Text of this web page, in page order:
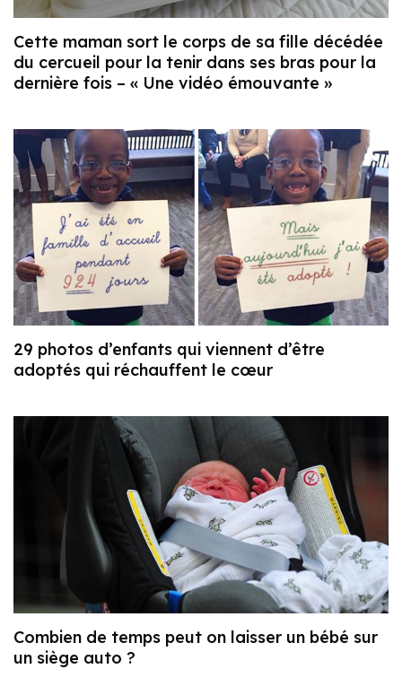
Cette maman sort le corps de sa fille décédée
du cercueil pour la tenir dans ses bras pour la
dernière fois – « Une vidéo émouvante »
29 photos d’enfants qui viennent d’être
adoptés qui réchauffent le cœur
Combien de temps peut on laisser un bébé sur
un siège auto ?